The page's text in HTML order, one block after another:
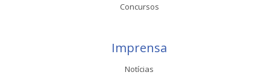
Concursos
Imprensa
Notícias